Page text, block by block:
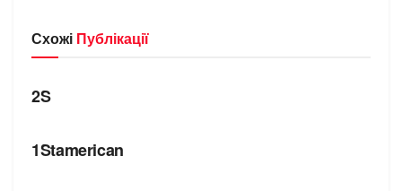
Схожі Публікації
БРЕНДИ
2S
1Stamerican